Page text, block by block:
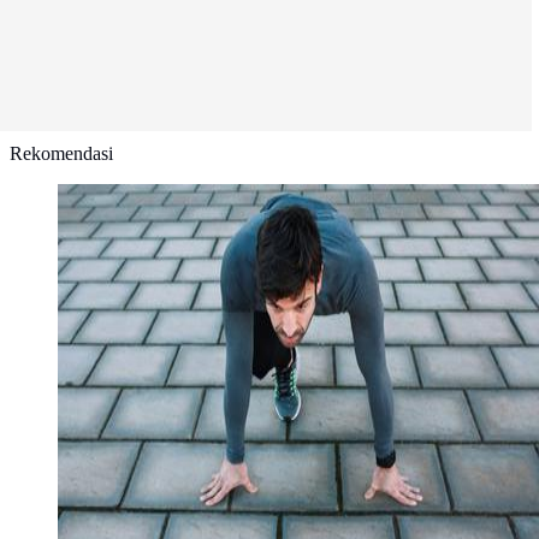
Rekomendasi